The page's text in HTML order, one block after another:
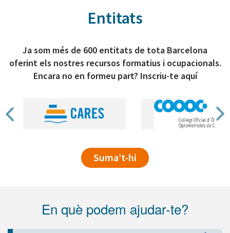
Entitats
Ja som més de 600 entitats de tota Barcelona
oferint els nostres recursos formatius i ocupacionals.
Encara no en formeu part? Inscriu-te aquí
Suma’t-hi
En què podem ajudar-te?